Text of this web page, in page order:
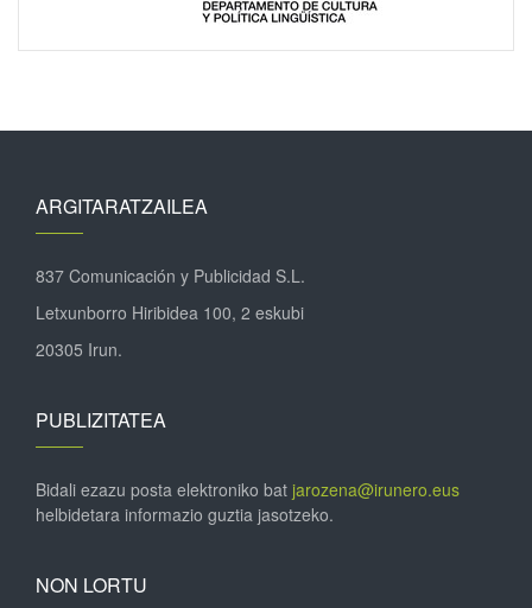
ARGITARATZAILEA
837 Comunicación y Publicidad S.L.
Letxunborro Hiribidea 100, 2 eskubi
20305 Irun.
PUBLIZITATEA
Bidali ezazu posta elektroniko bat jarozena@irunero.eus
helbidetara informazio guztia jasotzeko.
NON LORTU